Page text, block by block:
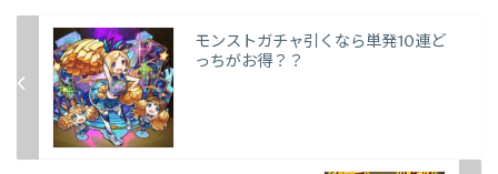
モンストガチャ引くなら単発10連ど
っちがお得？？